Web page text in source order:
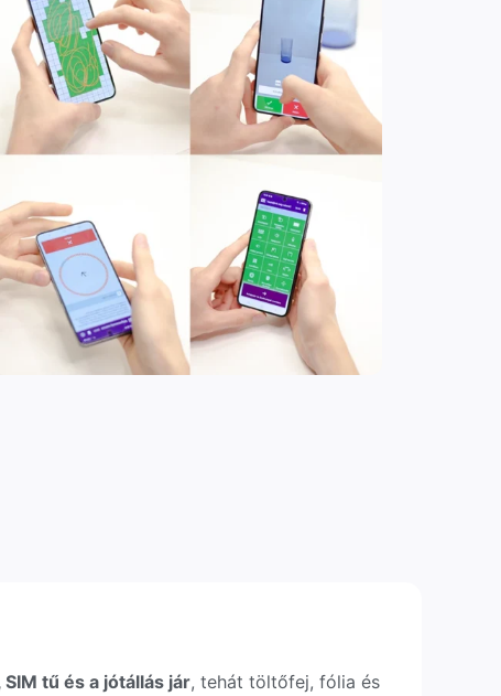
tű és a jótállás jár, tehát töltőfej, fólia és